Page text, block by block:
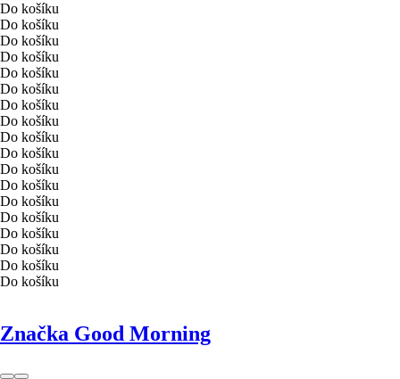
Do košíku
Do košíku
Do košíku
Do košíku
Do košíku
Do košíku
Do košíku
Do košíku
Do košíku
Do košíku
Do košíku
Do košíku
Do košíku
Do košíku
Do košíku
Do košíku
Do košíku
Do košíku
Značka Good Morning